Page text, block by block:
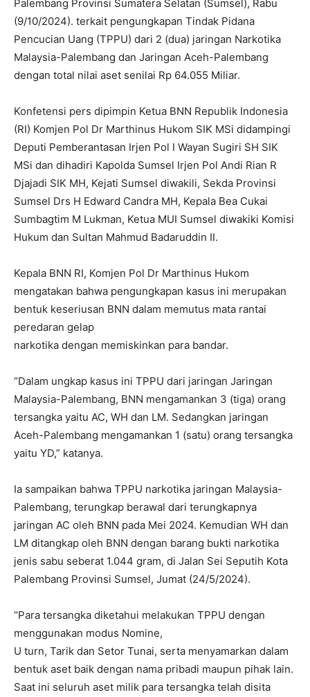
Palembang Provinsi Sumatera Selatan (Sumsel), Rabu
(9/10/2024). terkait pengungkapan Tindak Pidana
Pencucian Uang (TPPU) dari 2 (dua) jaringan Narkotika
Malaysia-Palembang dan Jaringan Aceh-Palembang
dengan total nilai aset senilai Rp 64.055 Miliar.
Konfetensi pers dipimpin Ketua BNN Republik Indonesia
(RI) Komjen Pol Dr Marthinus Hukom SIK MSi didampingi
Deputi Pemberantasan Irjen Pol I Wayan Sugiri SH SIK
MSi dan dihadiri Kapolda Sumsel Irjen Pol Andi Rian R
Djajadi SIK MH, Kejati Sumsel diwakili, Sekda Provinsi
Sumsel Drs H Edward Candra MH, Kepala Bea Cukai
Sumbagtim M Lukman, Ketua MUI Sumsel diwakiki Komisi
Hukum dan Sultan Mahmud Badaruddin II.
Kepala BNN RI, Komjen Pol Dr Marthinus Hukom
mengatakan bahwa pengungkapan kasus ini merupakan
bentuk keseriusan BNN dalam memutus mata rantai
peredaran gelap
narkotika dengan memiskinkan para bandar.
“Dalam ungkap kasus ini TPPU dari jaringan Jaringan
Malaysia-Palembang, BNN mengamankan 3 (tiga) orang
tersangka yaitu AC, WH dan LM. Sedangkan jaringan
Aceh-Palembang mengamankan 1 (satu) orang tersangka
yaitu YD,” katanya.
Ia sampaikan bahwa TPPU narkotika jaringan Malaysia-
Palembang, terungkap berawal dari terungkapnya
jaringan AC oleh BNN pada Mei 2024. Kemudian WH dan
LM ditangkap oleh BNN dengan barang bukti narkotika
jenis sabu seberat 1.044 gram, di Jalan Sei Seputih Kota
Palembang Provinsi Sumsel, Jumat (24/5/2024).
“Para tersangka diketahui melakukan TPPU dengan
menggunakan modus Nomine,
U turn, Tarik dan Setor Tunai, serta menyamarkan dalam
bentuk aset baik dengan nama pribadi maupun pihak lain.
Saat ini seluruh aset milik para tersangka telah disita